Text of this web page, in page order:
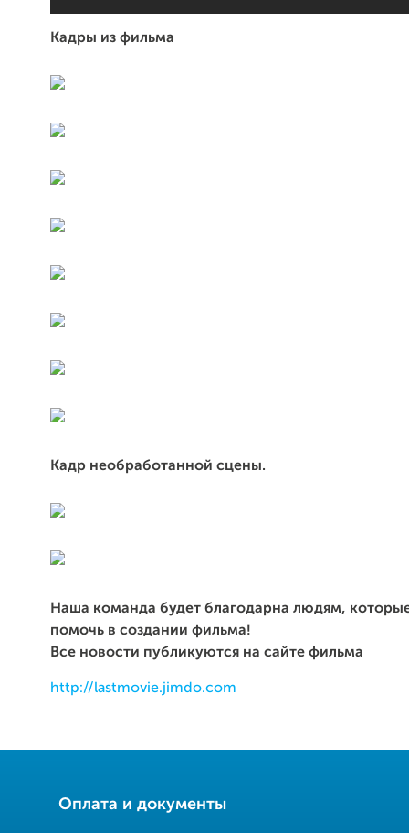
Кадры из фильма
Кадр необработанной сцены.
Наша команда будет благодарна людям,
помочь в создании фильма!
Все новости публикуются на сайте фильма
http://lastmovie.jimdo.com
Оплата и документы